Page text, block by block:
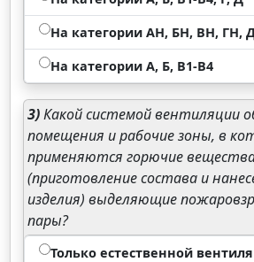
На категории АН, БН, ВН, ГН,
На категории А, Б, В1-В4
3)Какой системой вентиляции
помещения и рабочие зоны, в
применяются горючие
(приготовление состава и
изделия) выделяющие
пары?
Только естественной